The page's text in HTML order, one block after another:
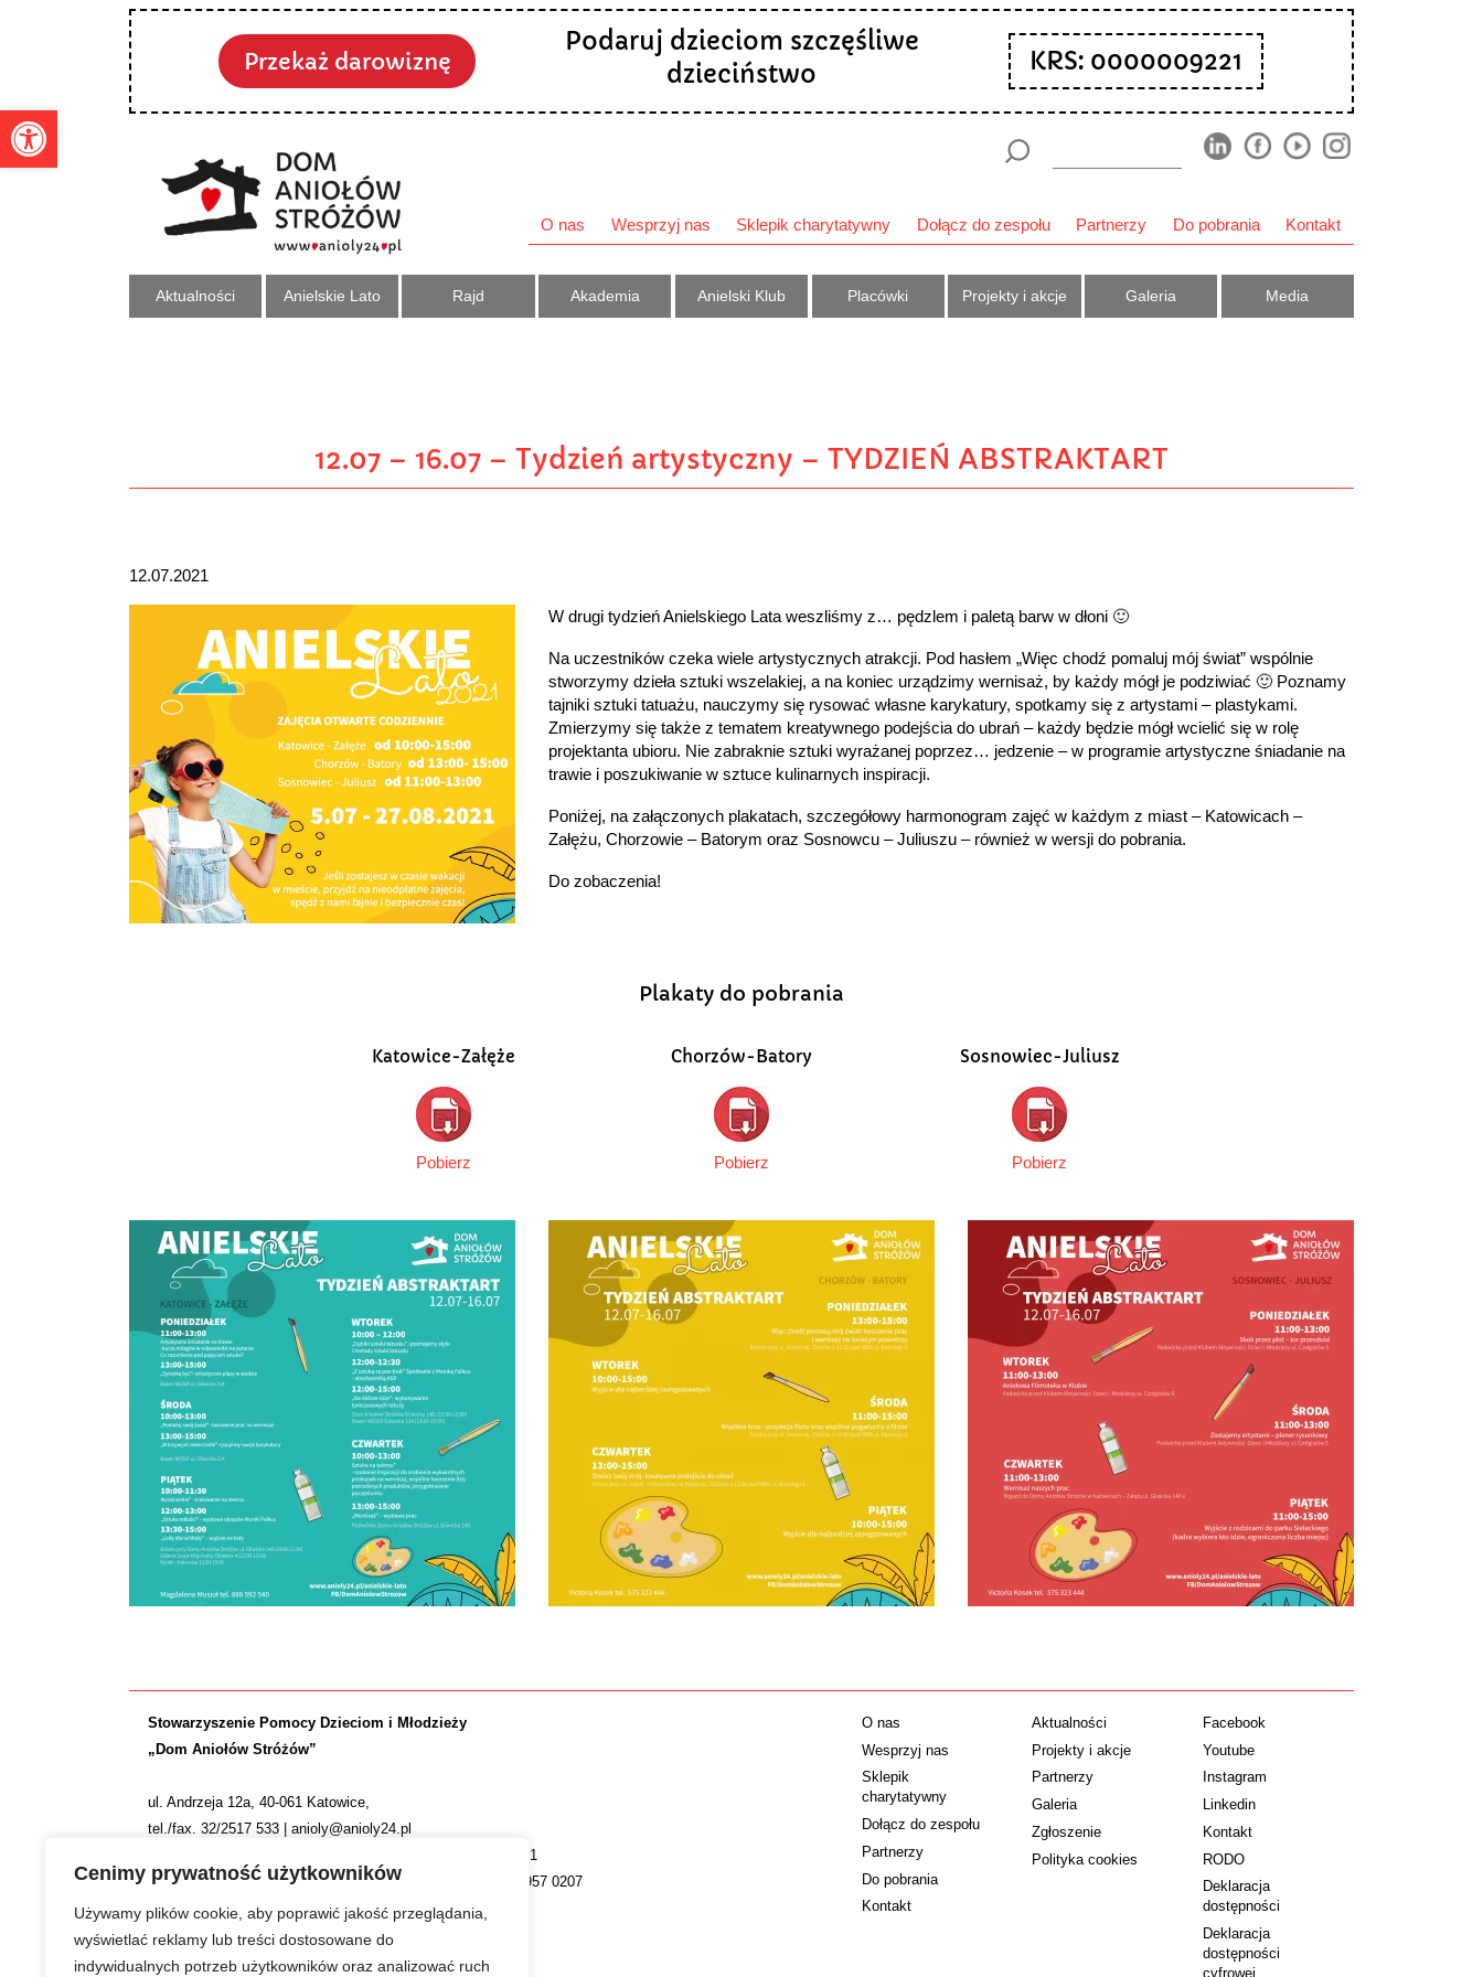
Otwórz pasek narzędzi
Cenimy prywatność użytkowników
Używamy plików cookie, aby poprawić jakość przeglądania,
wyświetlać reklamy lub treści dostosowane do
indywidualnych potrzeb użytkowników oraz analizować ruch
Przekaż darowiznę
Podaruj dzieciom szczęśliwe
dzieciństwo
KRS: 0000009221
O nas Wesprzyj nas Sklepik charytatywny Dołącz do zespołu Partnerzy Do pobrania Kontakt
Aktualności Anielskie Lato Rajd Akademia Anielski Klub Placówki Projekty i akcje Galeria Media
12.07 – 16.07 – Tydzień artystyczny – TYDZIEŃ ABSTRAKTART
12.07.2021
W drugi tydzień Anielskiego Lata weszliśmy z… pędzlem i paletą barw w dłoni 🙂
Na uczestników czeka wiele artystycznych atrakcji. Pod hasłem „Więc chodź pomaluj mój świat” wspólnie
stworzymy dzieła sztuki wszelakiej, a na koniec urządzimy wernisaż, by każdy mógł je podziwiać 🙂 Poznamy
tajniki sztuki tatuażu, nauczymy się rysować własne karykatury, spotkamy się z artystami – plastykami.
Zmierzymy się także z tematem kreatywnego podejścia do ubrań – każdy będzie mógł wcielić się w rolę
projektanta ubioru. Nie zabraknie sztuki wyrażanej poprzez… jedzenie – w programie artystyczne śniadanie na
trawie i poszukiwanie w sztuce kulinarnych inspiracji.
Poniżej, na załączonych plakatach, szczegółowy harmonogram zajęć w każdym z miast – Katowicach –
Załężu, Chorzowie – Batorym oraz Sosnowcu – Juliuszu – również w wersji do pobrania.
Do zobaczenia!
Plakaty do pobrania
Katowice-Załęże
Pobierz
Chorzów-Batory
Pobierz
Sosnowiec-Juliusz
Pobierz
Stowarzyszenie Pomocy Dzieciom i Młodzieży
„Dom Aniołów Stróżów”
ul. Andrzeja 12a, 40-061 Katowice,
tel./fax. 32/2517 533 | anioly@anioly24.pl
NIP: 634 24 24 781 | REGON: 277553974 | KRS 0000009221
Nr konta: ING Bank Śląski S.A. 36 1050 1214 1000 0022 4957 0207
O nas
Wesprzyj nas
Sklepik
charytatywny
Dołącz do zespołu
Partnerzy
Do pobrania
Kontakt
Aktualności
Projekty i akcje
Partnerzy
Galeria
Zgłoszenie
Polityka cookies
Facebook
Youtube
Instagram
Linkedin
Kontakt
RODO
Deklaracja
dostępności
Deklaracja
dostępności
cyfrowej